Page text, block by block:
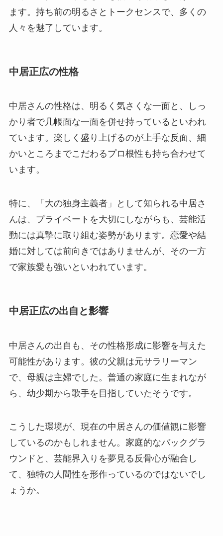
ます。持ち前の明るさとトークセンスで、多くの
人々を魅了しています。
中居正広の性格
中居さんの性格は、明るく気さくな一面と、しっ
かり者で几帳面な一面を併せ持っているといわれ
ています。楽しく盛り上げるのが上手な反面、細
かいところまでこだわるプロ根性も持ち合わせて
います。
特に、「大の独身主義者」として知られる中居さ
んは、プライベートを大切にしながらも、芸能活
動には真摯に取り組む姿勢があります。恋愛や結
婚に対しては前向きではありませんが、その一方
で家族愛も強いといわれています。
中居正広の出自と影響
中居さんの出自も、その性格形成に影響を与えた
可能性があります。彼の父親は元サラリーマン
で、母親は主婦でした。普通の家庭に生まれなが
ら、幼少期から歌手を目指していたそうです。
こうした環境が、現在の中居さんの価値観に影響
しているのかもしれません。家庭的なバックグラ
ウンドと、芸能界入りを夢見る反骨心が融合し
て、独特の人間性を形作っているのではないでし
ょうか。